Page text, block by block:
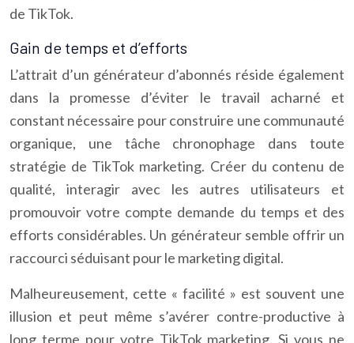
de TikTok.
Gain de temps et d’efforts
L’attrait d’un générateur d’abonnés réside également
dans la promesse d’éviter le travail acharné et
constant nécessaire pour construire une communauté
organique, une tâche chronophage dans toute
stratégie de TikTok marketing. Créer du contenu de
qualité, interagir avec les autres utilisateurs et
promouvoir votre compte demande du temps et des
efforts considérables. Un générateur semble offrir un
raccourci séduisant pour le marketing digital.
Malheureusement, cette « facilité » est souvent une
illusion et peut même s’avérer contre-productive à
long terme pour votre TikTok marketing. Si vous ne